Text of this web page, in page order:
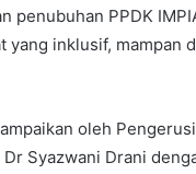
penubuhan PPDK
yang inklusif, mampan
oleh Pengerusi
Syazwani Drani